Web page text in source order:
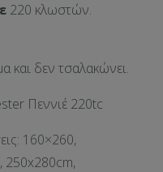
220 κλωστών.
και δεν τσαλακώνει.
Πεννιέ 220tc
160×260,
250x280cm,